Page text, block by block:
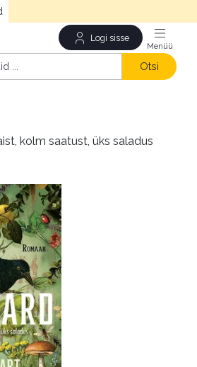
Logi sisse
Otsi
kolm saatust, üks saladus